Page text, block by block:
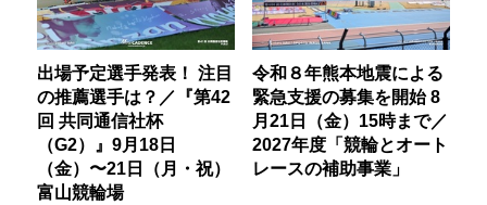
出場予定選手発表！ 注目
の推薦選手は？／『第42
回 共同通信社杯
（G2）』9月18日
（金）〜21日（月・祝）
富山競輪場
令和８年熊本地震による
緊急支援の募集を開始 8
月21日（金）15時まで／
2027年度「競輪とオート
レースの補助事業」